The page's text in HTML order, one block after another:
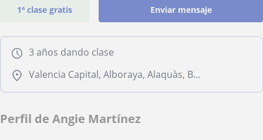
1ª clase gratis Enviar mensaje
3 años dando clase
Valencia Capital, Alboraya, Alaquàs, Burjassot, Manises, Godella
Perfil de Angie Martínez